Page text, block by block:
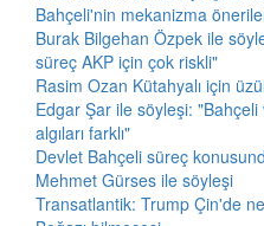
Bahçeli'nin mekanizma
Burak Bilgehan Özpek ile
süreç AKP için çok riskli"
Rasim Ozan Kütahyalı için
Edgar Şar ile söyleşi:
algıları farklı"
Devlet Bahçeli süreç
Mehmet Gürses ile söyleşi
Transatlantik: Trump Çin'de